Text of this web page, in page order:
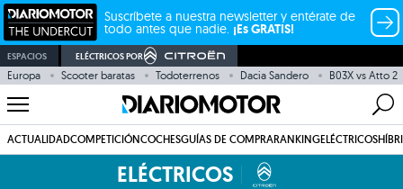
Suscríbete a nuestra newsletter y entérate de
todo antes que nadie. ¡Es GRATIS!
ESPACIOS ELÉCTRICOS POR
Europa Scooter baratas Todoterrenos Dacia Sandero B03X vs Atto 2
ACTUALIDADCOMPETICIÓNCOCHESGUÍAS DE COMPRARANKINGELÉCTRICOS
ELÉCTRICOS